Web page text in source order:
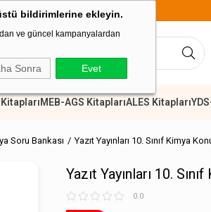
bildirimlerine ekleyin.
ve güncel kampanyalardan
Sonra Evet
KitaplarıMEB-AGS KitaplarıALES Kitapları
Soru Bankası Yazıt Yayınları 10. Sınıf Kimya
Yazıt Yayınları 10.
0.0